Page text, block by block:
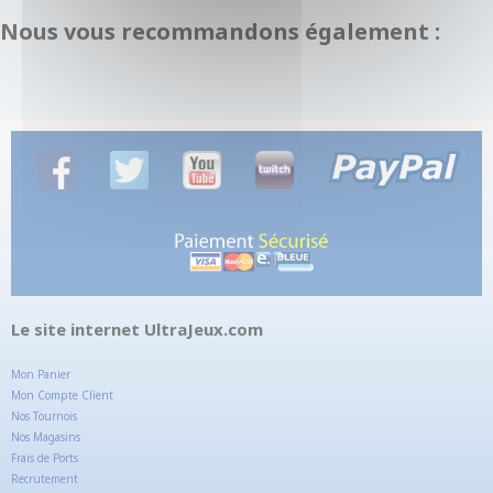
Nous vous recommandons également :
Le site internet UltraJeux.com
Mon Panier
Mon Compte Client
Nos Tournois
Nos Magasins
Frais de Ports
Recrutement